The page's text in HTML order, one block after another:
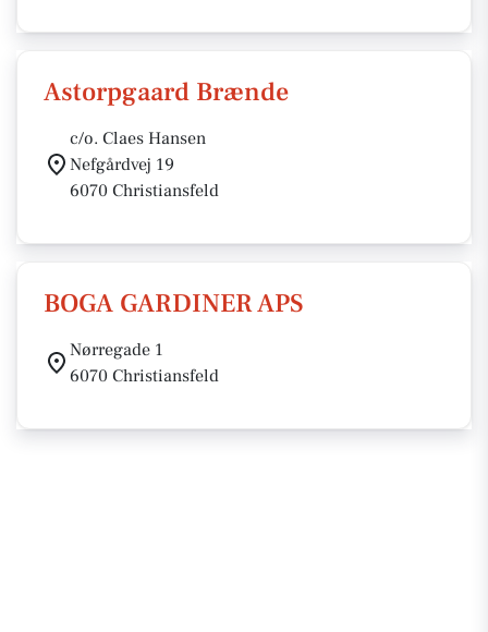
Astorpgaard Brænde
c/o. Claes Hansen
Nefgårdvej 19
6070 Christiansfeld
BOGA GARDINER APS
Nørregade 1
6070 Christiansfeld